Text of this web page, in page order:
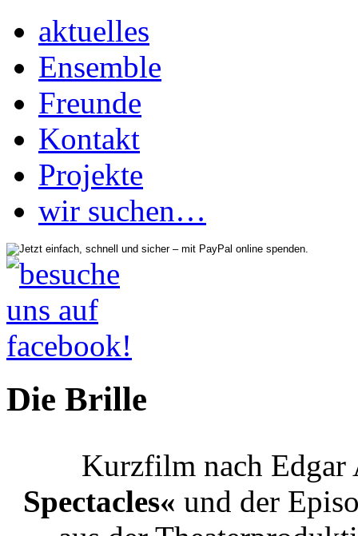
aktuelles
Ensemble
Freunde
Kontakt
Projekte
wir suchen…
Die Brille
Kurzfilm nach
Spectacles« und der